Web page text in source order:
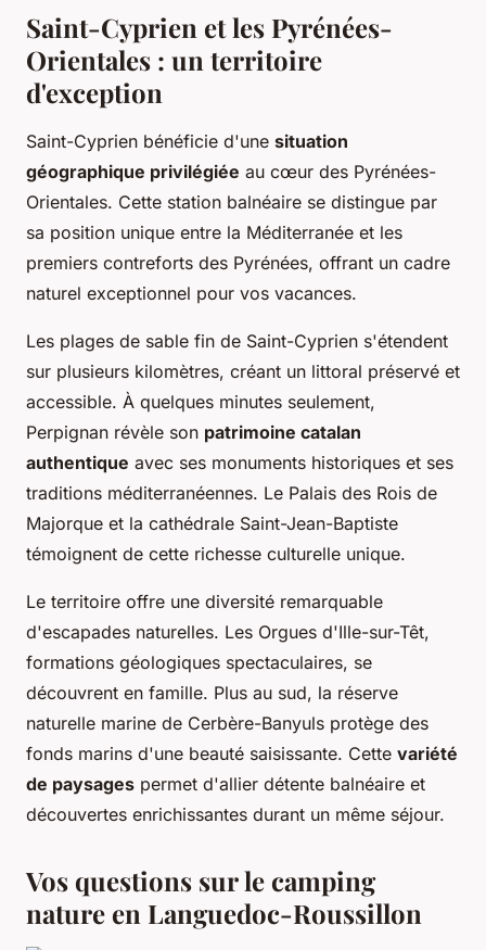
Saint-Cyprien et les Pyrénées-
Orientales : un territoire
d'exception
Saint-Cyprien bénéficie d'une situation
géographique privilégiée au cœur des Pyrénées-
Orientales. Cette station balnéaire se distingue par
sa position unique entre la Méditerranée et les
premiers contreforts des Pyrénées, offrant un cadre
naturel exceptionnel pour vos vacances.
Les plages de sable fin de Saint-Cyprien s'étendent
sur plusieurs kilomètres, créant un littoral préservé et
accessible. À quelques minutes seulement,
Perpignan révèle son patrimoine catalan
authentique avec ses monuments historiques et ses
traditions méditerranéennes. Le Palais des Rois de
Majorque et la cathédrale Saint-Jean-Baptiste
témoignent de cette richesse culturelle unique.
Le territoire offre une diversité remarquable
d'escapades naturelles. Les Orgues d'Ille-sur-Têt,
formations géologiques spectaculaires, se
découvrent en famille. Plus au sud, la réserve
naturelle marine de Cerbère-Banyuls protège des
fonds marins d'une beauté saisissante. Cette variété
de paysages permet d'allier détente balnéaire et
découvertes enrichissantes durant un même séjour.
Vos questions sur le camping
nature en Languedoc-Roussillon